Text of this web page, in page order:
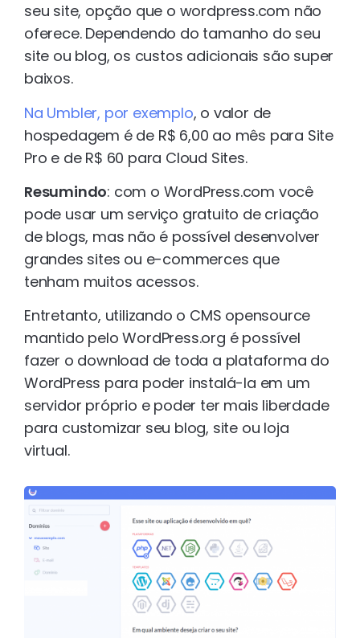
seu site, opção que o wordpress.com não
oferece. Dependendo do tamanho do seu
site ou blog, os custos adicionais são super
baixos.
Na Umbler, por exemplo, o valor de
hospedagem é de R$ 6,00 ao mês para Site
Pro e de R$ 60 para Cloud Sites.
Resumindo: com o WordPress.com você
pode usar um serviço gratuito de criação
de blogs, mas não é possível desenvolver
grandes sites ou e-commerces que
tenham muitos acessos.
Entretanto, utilizando o CMS opensource
mantido pelo WordPress.org é possível
fazer o download de toda a plataforma do
WordPress para poder instalá-la em um
servidor próprio e poder ter mais liberdade
para customizar seu blog, site ou loja
virtual.